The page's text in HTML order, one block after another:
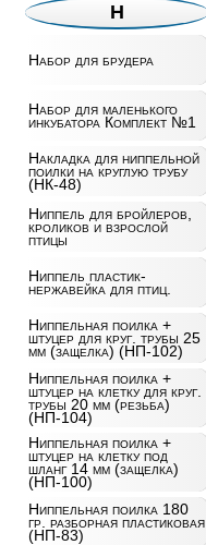
Н
Набор для брудера
Набор для маленького
инкубатора Комплект №1
Накладка для ниппельной
поилки на круглую трубу
(НК-48)
Ниппель для бройлеров,
кроликов и взрослой
птицы
Ниппель пластик-
нержавейка для птиц.
Ниппельная поилка +
штуцер для круг. трубы 25
мм (защелка) (НП-102)
Ниппельная поилка +
штуцер на клетку для круг.
трубы 20 мм (резьба)
(НП-104)
Ниппельная поилка +
штуцер на клетку под
шланг 14 мм (защелка)
(НП-100)
Ниппельная поилка 180
гр. разборная пластиковая
(НП-83)